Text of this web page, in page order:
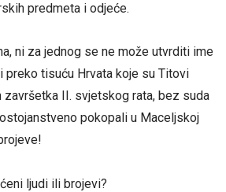
predmeta i odjeće.
ni za jednog se ne može utvrditi ime
preko tisuću Hrvata koje su Titovi
II. svjetskog rata, bez suda
pokopali u Maceljskoj
ljudi ili brojevi?